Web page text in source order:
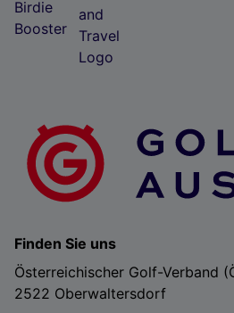
Finden Sie uns
Österreichischer Golf-Verband
2522 Oberwaltersdorf